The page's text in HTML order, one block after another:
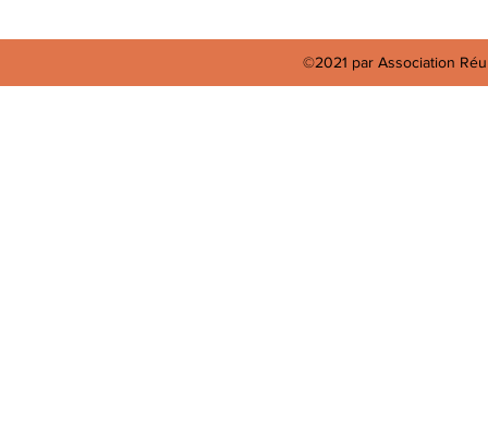
©2021 par Association